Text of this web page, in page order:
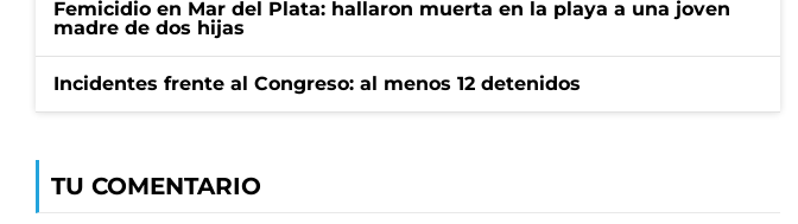
Femicidio en Mar del Plata: hallaron muerta en la playa a una joven
madre de dos hijas
Incidentes frente al Congreso: al menos 12 detenidos
TU COMENTARIO